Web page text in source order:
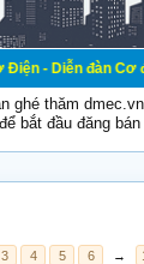
Cơ điện là
ghé thăm
để bắt đầu đăng
3 4 5 6 →